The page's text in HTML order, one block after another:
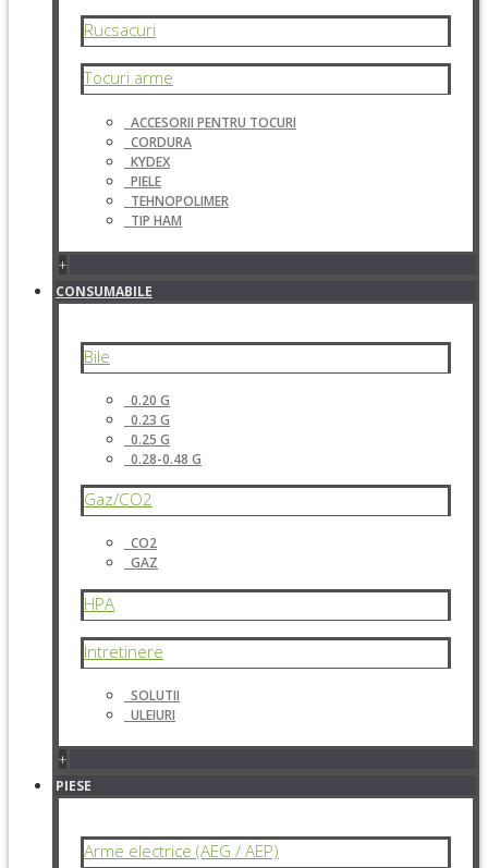
Rucsacuri
Tocuri arme
ACCESORII PENTRU TOCURI
CORDURA
KYDEX
PIELE
TEHNOPOLIMER
TIP HAM
+
CONSUMABILE
Bile
0.20 G
0.23 G
0.25 G
0.28-0.48 G
Gaz/CO2
CO2
GAZ
HPA
Intretinere
SOLUTII
ULEIURI
+
PIESE
Arme electrice (AEG / AEP)